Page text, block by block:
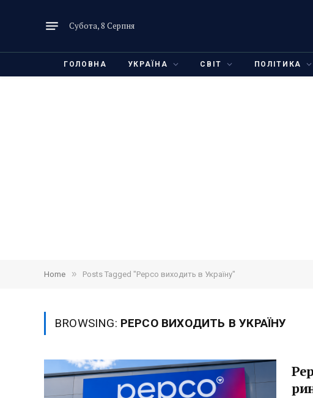
Субота, 8 Серпня
ГОЛОВНА УКРАЇНА СВІТ ПОЛІТИКА
Home » Posts Tagged "Pepco виходить в Україну"
BROWSING: PEPCO ВИХОДИТЬ В УКРАЇНУ